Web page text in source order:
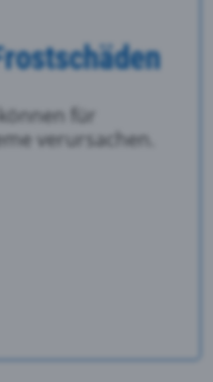
für
verursachen.